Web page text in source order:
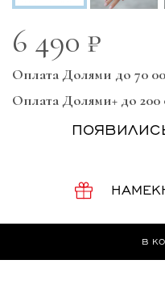
6 490 ₽
Оплата Долями до 70
Оплата Долями+ до 200
В